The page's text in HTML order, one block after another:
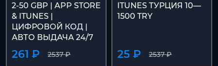
2-50 GBP | APP STORE
& ITUNES |
ЦИФРОВОЙ КОД |
АВТО ВЫДАЧА 24/7
2537 ₽
261 ₽
ITUNES ТУРЦИЯ 10—
1500 TRY
2537 ₽
25 ₽